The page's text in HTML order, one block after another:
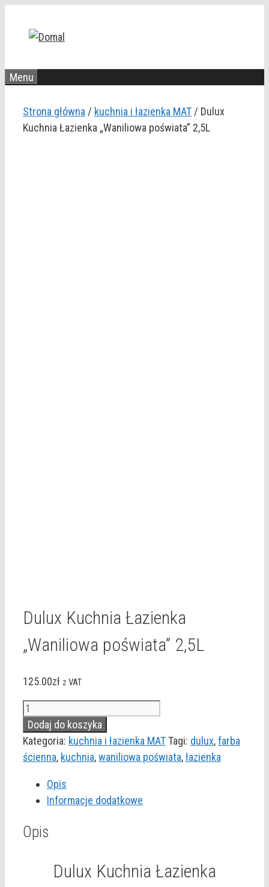
Menu
Strona główna / kuchnia i łazienka MAT / Dulux
Kuchnia Łazienka „Waniliowa poświata” 2,5L
Dulux Kuchnia Łazienka
„Waniliowa poświata” 2,5L
125.00zł z VAT
ilość
Dulux
Kuchnia
Łazienka
poświata"
2,5L
Dodaj do koszyka
Kategoria: kuchnia i łazienka MATTagi: dulux,farba
ścienna, kuchnia,waniliowa poświata,łazienka
Opis
Informacje dodatkowe
Opis
Dulux Kuchnia Łazienka